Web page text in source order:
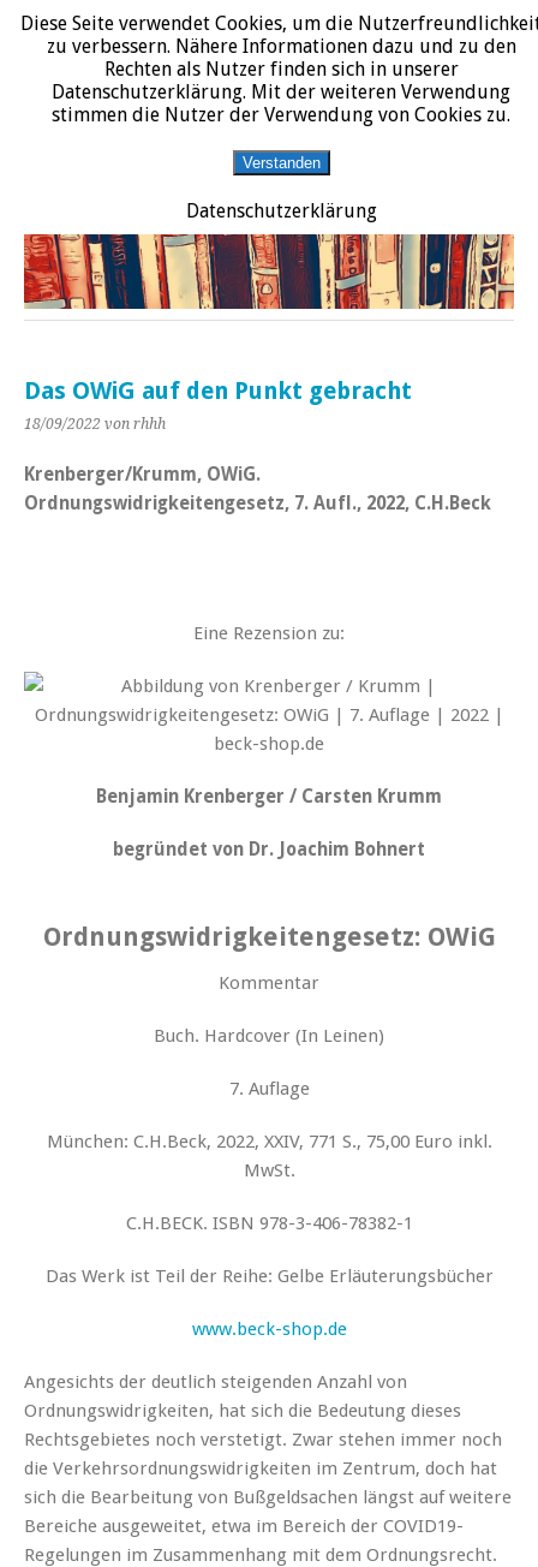
START DATENSCHUTZERKLÄRUNG IMPRESSUM ÜBER JURALIT
JURALIT
Rezensionen juristischer Literatur
Das OWiG auf den Punkt gebracht
18/09/2022 von rhhh
Krenberger/Krumm, OWiG.
Ordnungswidrigkeitengesetz, 7. Aufl., 2022, C.H.Beck
Eine Rezension zu:
Benjamin Krenberger / Carsten Krumm
begründet von Dr. Joachim Bohnert
Ordnungswidrigkeitengesetz: OWiG
Kommentar
Buch. Hardcover (In Leinen)
7. Auflage
München: C.H.Beck, 2022, XXIV, 771 S., 75,00 Euro inkl.
MwSt.
C.H.BECK. ISBN 978-3-406-78382-1
Das Werk ist Teil der Reihe: Gelbe Erläuterungsbücher
www.beck-shop.de
Angesichts der deutlich steigenden Anzahl von
Ordnungswidrigkeiten, hat sich die Bedeutung dieses
Rechtsgebietes noch verstetigt. Zwar stehen immer noch
die Verkehrsordnungswidrigkeiten im Zentrum, doch hat
sich die Bearbeitung von Bußgeldsachen längst auf weitere
Bereiche ausgeweitet, etwa im Bereich der COVID19-
Regelungen im Zusammenhang mit dem Ordnungsrecht.
Diese Seite verwendet Cookies, um die
zu verbessern. Nähere Informationen dazu und zu den
Rechten als Nutzer finden sich in unserer
Datenschutzerklärung. Mit der weiteren Verwendung
stimmen die Nutzer der Verwendung von Cookies zu.
Verstanden
Datenschutzerklärung